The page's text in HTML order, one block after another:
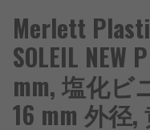
Merlett
SOLEIL NEW
mm, 塩化ビ
16 mm 外径,